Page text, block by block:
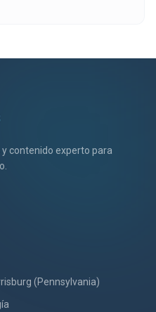
contenido experto para
(Pennsylvania)